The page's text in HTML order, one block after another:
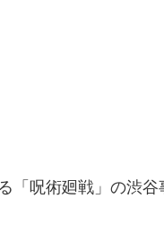
「呪術廻戦」の渋谷